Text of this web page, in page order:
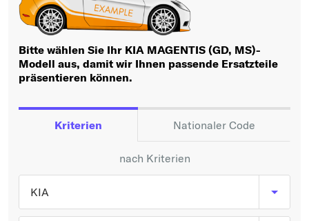
Oder Fahrzeugauswahl nach Kriterien:
Hersteller wählen
Modell wählen
Typ wählen
Bitte wählen Sie Ihr KIA MAGENTIS (GD, MS)-
Modell aus, damit wir Ihnen passende Ersatzteile
präsentieren können.
Kriterien Nationaler Code
nach Kriterien
KIA